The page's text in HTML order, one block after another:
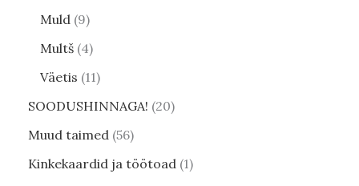
Muld 9
Multš 4
Väetis 11
SOODUSHINNAGA! 20
Muud taimed 56
Kinkekaardid ja töötoad 1